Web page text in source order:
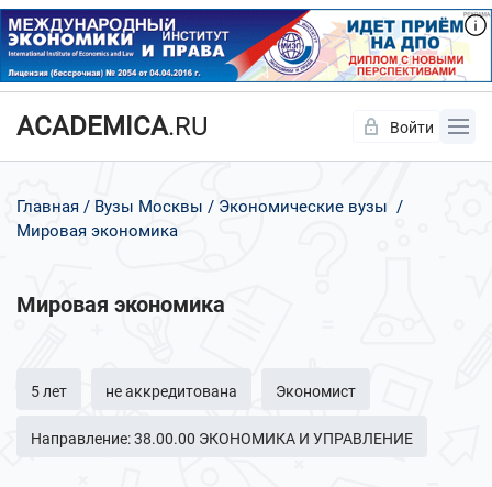
ACADEMICA.RU Войти
Главная Вузы Москвы
Экономические вузы
Мировая экономика
Мировая экономика
5 лет не аккредитована Экономист
Направление: 38.00.00 ЭКОНОМИКА И УПРАВЛЕНИЕ
Да Нет